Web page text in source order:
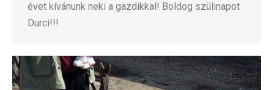
évet kívánunk neki a gazdikkal! Boldog szülinapot
Durci!!!